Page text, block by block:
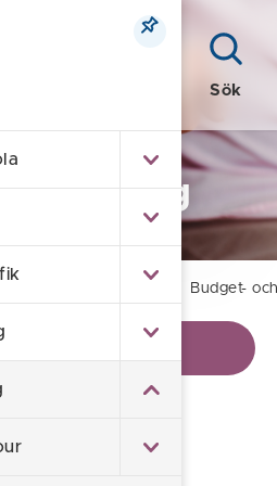
Sök
Omsorg
Budget-